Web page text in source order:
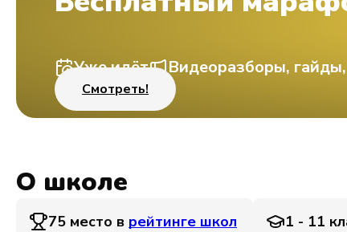
Уже идёт Видеоразборы,
Смотреть!
О школе
75 место в рейтинге школ 1 - 11